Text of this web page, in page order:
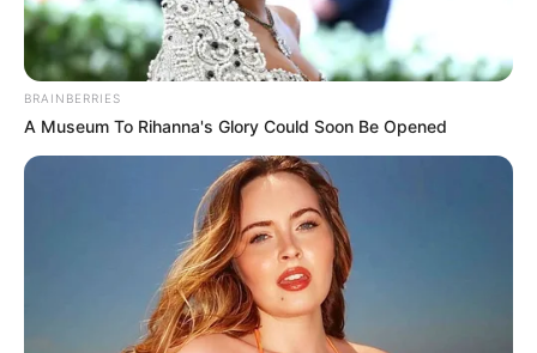
BRAINBERRIES
A Museum To Rihanna's Glory Could Soon Be Opened